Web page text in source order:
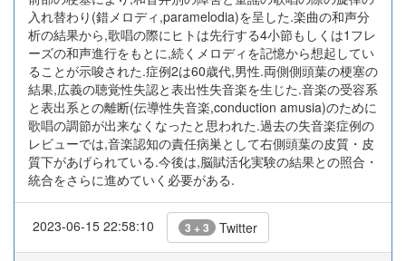
入れ替わり(錯メロディ,paramelodia)を呈した.楽曲の和声分
析の結果から,歌唱の際にヒトは先行する4小節もしくは1フレ
ーズの和声進行をもとに,続くメロディを記憶から想起してい
ることが示唆された.症例2は60歳代,男性.両側側頭葉の梗塞の
結果,広義の聴覚性失認と表出性失音楽を生じた.音楽の受容系
と表出系との離断(伝導性失音楽,conduction amusia)のために
歌唱の調節が出来なくなったと思われた.過去の失音楽症例の
レビューでは,音楽認知の責任病巣として右側頭葉の皮質・皮
質下があげられている.今後は,脳賦活化実験の結果との照合・
統合をさらに進めていく必要がある.
2023-06-15 22:58:10 3 + 3 Twitter